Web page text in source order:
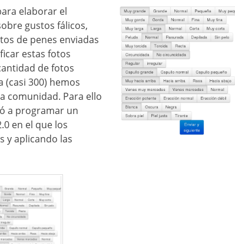
elaborar el
gustos fálicos,
de penes enviadas
estas fotos
de fotos
(casi 300) hemos
comunidad. Para ello
a programar un
en el que los
y aplicando las